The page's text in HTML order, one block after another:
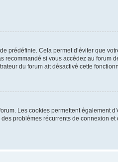
prédéfinie. Cela permet d’éviter que
recommandé si vous accédez au forum
du forum ait désactivé cette
Les cookies permettent également
problèmes récurrents de connexion